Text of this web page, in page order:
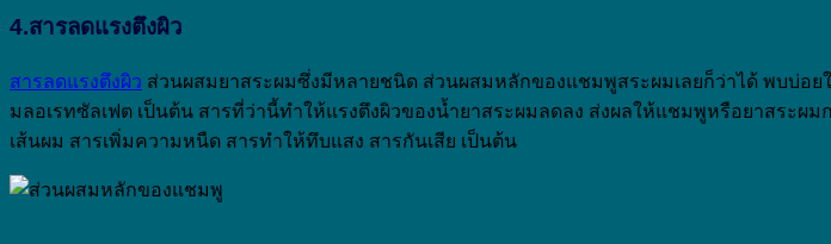
4.สารลดแรงตึงผิว
สารลดแรงตึงผิว ส่วนผสมยาสระผมซึ่งมีหลายชนิด ส่วนผสมหลักของแชมพูสระผมเลยก็ว่าได้ พบบ่อ
มลอเรทซัลเฟต เป็นต้น สารที่ว่านี้ทำให้แรงตึงผิวของน้ำยาสระผมลดลง ส่งผลให้แชมพูหรือยาสระ
เส้นผม สารเพิ่มความหนืด สารทำให้ทึบแสง สารกันเสีย เป็นต้น